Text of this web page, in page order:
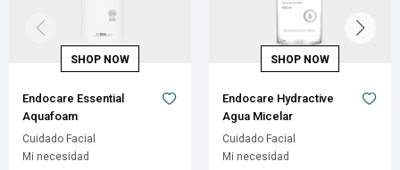
Endocare Essential
Aquafoam
Cuidado Facial
Mi necesidad
Endocare Hydractive
Agua Micelar
Cuidado Facial
Mi necesidad